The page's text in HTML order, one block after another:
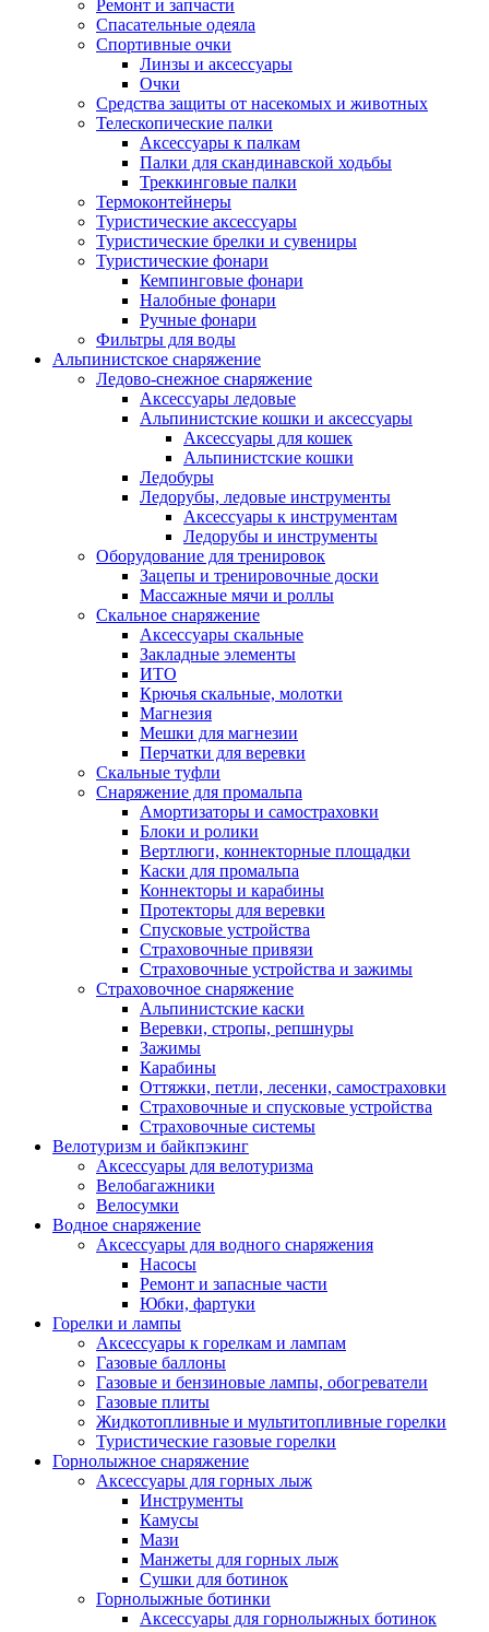
Ремонт и запчасти
Спасательные одеяла
Спортивные очки
Линзы и аксессуары
Очки
Средства защиты от насекомых и животных
Телескопические палки
Аксессуары к палкам
Палки для скандинавской ходьбы
Треккинговые палки
Термоконтейнеры
Туристические аксессуары
Туристические брелки и сувениры
Туристические фонари
Кемпинговые фонари
Налобные фонари
Ручные фонари
Фильтры для воды
Альпинистское снаряжение
Ледово-снежное снаряжение
Аксессуары ледовые
Альпинистские кошки и аксессуары
Аксессуары для кошек
Альпинистские кошки
Ледобуры
Ледорубы, ледовые инструменты
Аксессуары к инструментам
Ледорубы и инструменты
Оборудование для тренировок
Зацепы и тренировочные доски
Массажные мячи и роллы
Скальное снаряжение
Аксессуары скальные
Закладные элементы
ИТО
Крючья скальные, молотки
Магнезия
Мешки для магнезии
Перчатки для веревки
Скальные туфли
Снаряжение для промальпа
Амортизаторы и самостраховки
Блоки и ролики
Вертлюги, коннекторные площадки
Каски для промальпа
Коннекторы и карабины
Протекторы для веревки
Спусковые устройства
Страховочные привязи
Страховочные устройства и зажимы
Страховочное снаряжение
Альпинистские каски
Веревки, стропы, репшнуры
Зажимы
Карабины
Оттяжки, петли, лесенки, самостраховки
Страховочные и спусковые устройства
Страховочные системы
Велотуризм и байкпэкинг
Аксессуары для велотуризма
Велобагажники
Велосумки
Водное снаряжение
Аксессуары для водного снаряжения
Насосы
Ремонт и запасные части
Юбки, фартуки
Горелки и лампы
Аксессуары к горелкам и лампам
Газовые баллоны
Газовые и бензиновые лампы, обогреватели
Газовые плиты
Жидкотопливные и мультитопливные горелки
Туристические газовые горелки
Горнолыжное снаряжение
Аксессуары для горных лыж
Инструменты
Камусы
Мази
Манжеты для горных лыж
Сушки для ботинок
Горнолыжные ботинки
Аксессуары для горнолыжных ботинок